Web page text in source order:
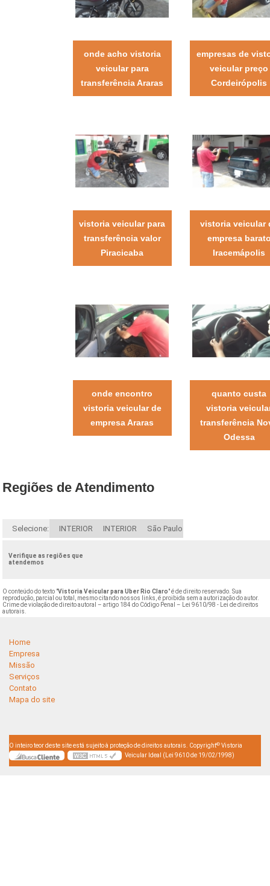
onde acho vistoria
veicular para
transferência Araras
empresas de
veicular preço
Cordeirópolis
vistoria veicular para
transferência valor
Piracicaba
vistoria veicular
empresa
Iracemápolis
onde encontro
vistoria veicular de
empresa Araras
quanto custa
vistoria
transferência
Odessa
Regiões de Atendimento
Selecione: INTERIOR INTERIOR São Paulo
Verifique as regiões que
atendemos
O conteúdo do texto "Vistoria Veicular para Uber Rio Claro" é de direito reservado. Sua
reprodução, parcial ou total, mesmo citando nossos links, é proibida sem a autorização do autor.
Crime de violação de direito autoral – artigo 184 do Código Penal –
Lei 9610/98 - Lei de direitos
autorais
Home
Empresa
Missão
Serviços
Contato
Mapa do site
O inteiro teor deste site está sujeito à proteção de direitos autorais. Copyright© Vistoria
Veicular Ideal (Lei 9610 de 19/02/1998)